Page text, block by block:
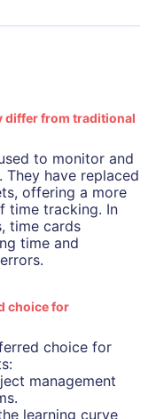
differ from traditional
to monitor and
They have replaced
offering a more
time tracking. In
time cards
time and
choice for
choice for
management
learning curve